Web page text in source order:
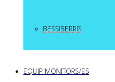
BESSIBERRIS
EQUIP MONITORS/ES